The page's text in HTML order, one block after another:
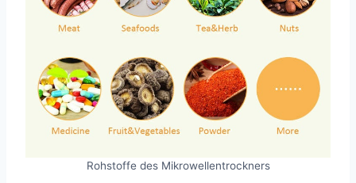
Rohstoffe des Mikrowellentrockners